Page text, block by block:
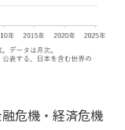
危機・経済危機